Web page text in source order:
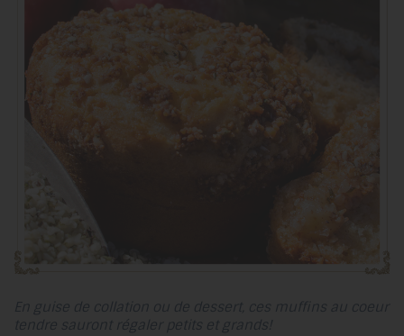
En guise de collation ou de dessert, ces muffins au coeur
tendre sauront régaler petits et grands!